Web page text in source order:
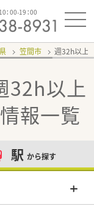
：00-19：00
笠間市 週32h以上
32h以上
報一覧
駅 から探す